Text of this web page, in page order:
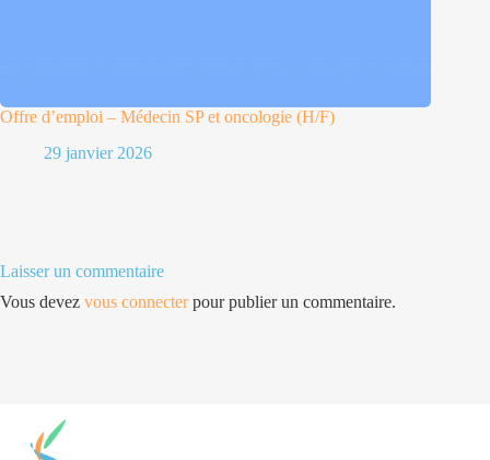
Offre d’emploi – Médecin SP et oncologie (H/F)
29 janvier 2026
Laisser un commentaire
Vous devez vous connecterpour publier un commentaire.